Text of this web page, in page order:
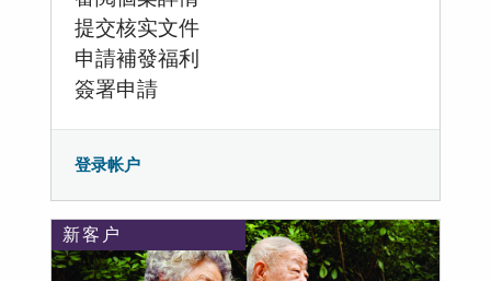
提交核实文件
申請補發福利
簽署申請
登录帐户
新客户